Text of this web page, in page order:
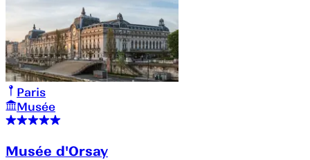
Paris
Musée
Musée d'Orsay